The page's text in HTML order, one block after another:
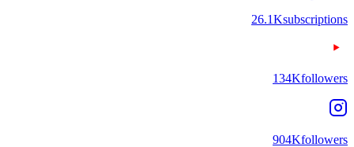
26.1Ksubscriptions
134Kfollowers
904Kfollowers